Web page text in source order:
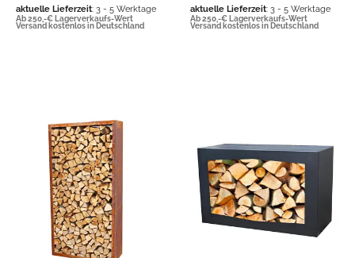
aktuelle Lieferzeit: 3 - 5 Werktage
Ab 250,-€ Lagerverkaufs-Wert
Versand kostenlos in Deutschland
aktuelle Lieferzeit: 3 - 5 Werktage
Ab 250,-€ Lagerverkaufs-Wert
Versand kostenlos in Deutschland